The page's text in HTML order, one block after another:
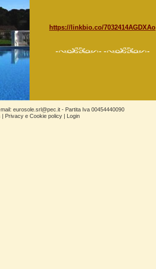
https://linkbio.co/7032414AGDXAo
eurosole.srl@pec.it- Partita Iva 00454440090
| Privacy e Cookie policy| Login